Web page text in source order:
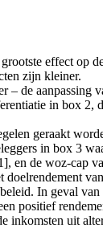
effect op
zijn kleiner.
de aanpassing
in box
geraakt
in box 3
de woz-cap
In geval
positief
inkomsten uit